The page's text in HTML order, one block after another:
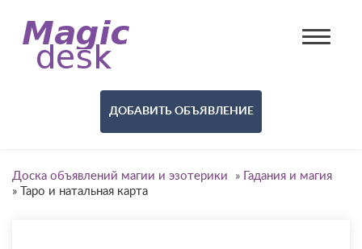
ДОБАВИТЬ ОБЪЯВЛЕНИЕ
Доска объявлений магии и эзотерики »
Гадания и магия
»
Таро и натальная карта